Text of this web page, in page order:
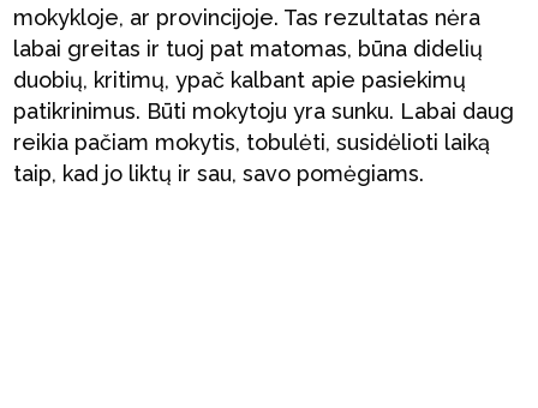
mokykloje, ar provincijoje. Tas rezultatas nėra
labai greitas ir tuoj pat matomas, būna didelių
duobių, kritimų, ypač kalbant apie pasiekimų
patikrinimus. Būti mokytoju yra sunku. Labai daug
reikia pačiam mokytis, tobulėti, susidėlioti laiką
taip, kad jo liktų ir sau, savo pomėgiams.